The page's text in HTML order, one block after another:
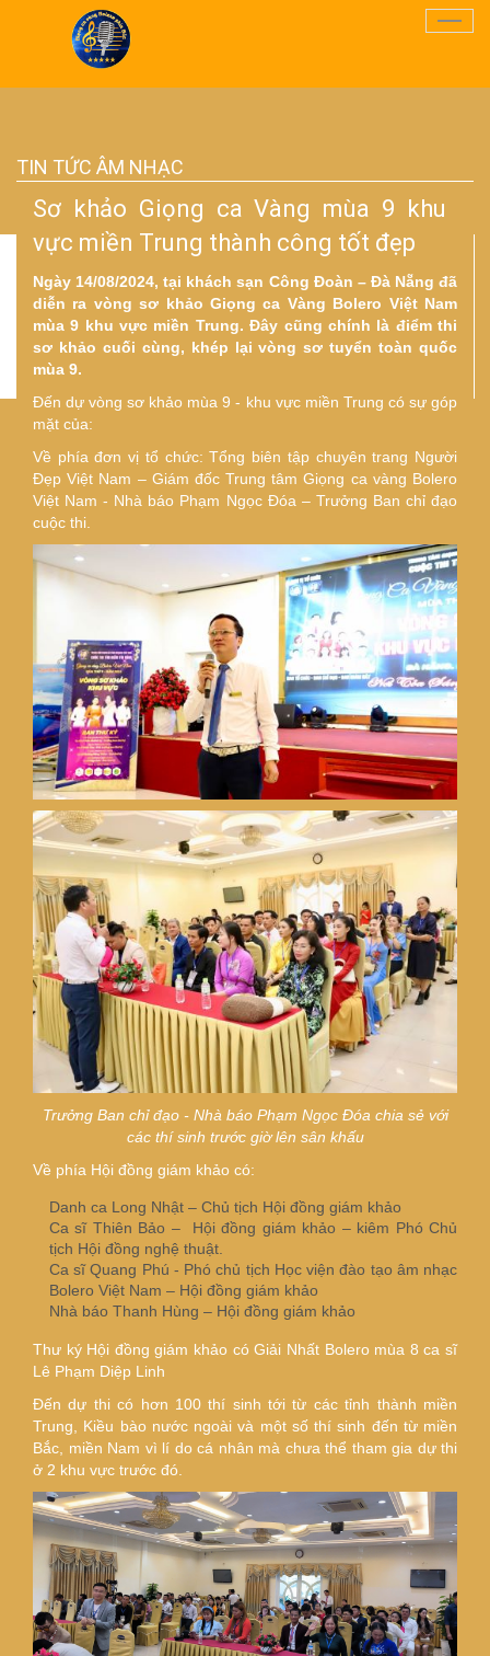
Điều
TIN TỨC ÂM NHẠC
Sơ khảo Giọng ca Vàng mùa 9 khu
vực miền Trung thành công tốt đẹp
Ngày 14/08/2024, tại khách sạn Công Đoàn – Đà Nẵng đã
diễn ra vòng sơ khảo Giọng ca Vàng Bolero Việt Nam
mùa 9 khu vực miền Trung. Đây cũng chính là điểm thi
sơ khảo cuối cùng, khép lại vòng sơ tuyển toàn quốc
mùa 9.
Đến dự vòng sơ khảo mùa 9 - khu vực miền Trung có sự góp
mặt của:
Về phía đơn vị tổ chức: Tổng biên tập chuyên trang Người
Đẹp Việt Nam – Giám đốc Trung tâm Giọng ca vàng Bolero
Việt Nam - Nhà báo Phạm Ngọc Đóa – Trưởng Ban chỉ đạo
cuộc thi.
Trưởng Ban chỉ đạo - Nhà báo Phạm Ngọc Đóa chia sẻ với
các thí sinh trước giờ lên sân khấu
Về phía Hội đồng giám khảo có:
Danh ca Long Nhật – Chủ tịch Hội đồng giám khảo
Ca sĩ Thiên Bảo – Hội đồng giám khảo – kiêm Phó Chủ
tịch Hội đồng nghệ thuật.
Ca sĩ Quang Phú - Phó chủ tịch Học viện đào tạo âm nhạc
Bolero Việt Nam – Hội đồng giám khảo
Nhà báo Thanh Hùng – Hội đồng giám khảo
Thư ký Hội đồng giám khảo có Giải Nhất Bolero mùa 8 ca sĩ
Lê Phạm Diệp Linh
Đến dự thi có hơn 100 thí sinh tới từ các tỉnh thành miền
Trung, Kiều bào nước ngoài và một số thí sinh đến từ miền
Bắc, miền Nam vì lí do cá nhân mà chưa thể tham gia dự thi
ở 2 khu vực trước đó.